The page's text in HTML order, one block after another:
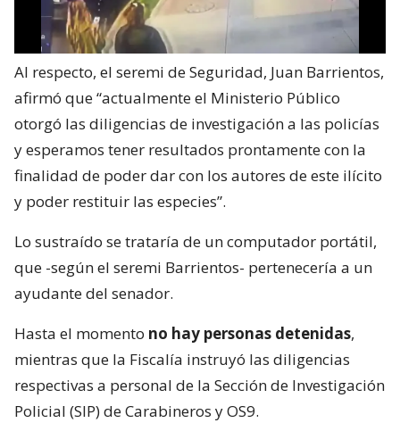
Al respecto, el seremi de Seguridad, Juan Barrientos,
afirmó que “actualmente el Ministerio Público
otorgó las diligencias de investigación a las policías
y esperamos tener resultados prontamente con la
finalidad de poder dar con los autores de este ilícito
y poder restituir las especies”.
Lo sustraído se trataría de un computador portátil,
que -según el seremi Barrientos- pertenecería a un
ayudante del senador.
Hasta el momento no hay personas detenidas,
mientras que la Fiscalía instruyó las diligencias
respectivas a personal de la Sección de Investigación
Policial (SIP) de Carabineros y OS9.